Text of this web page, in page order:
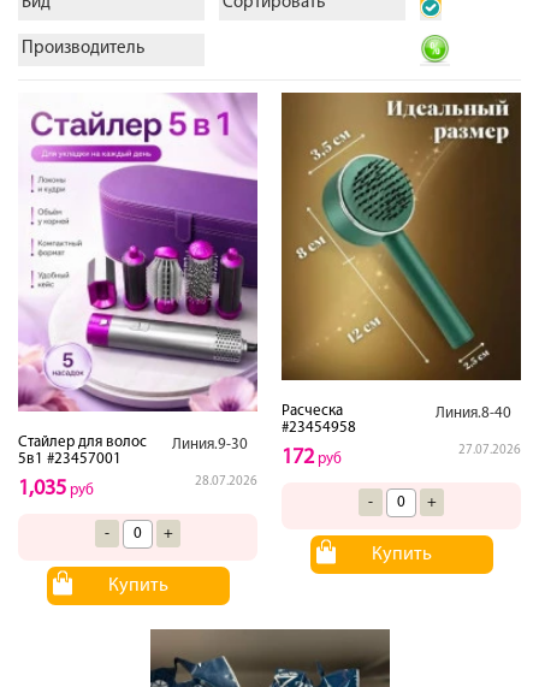
Производитель
Стайлер для волос
5в1 #23457001
Линия.9-30
28.07.2026
1,035 руб
- +
Купить
Расческа
#23454958
Линия.8-40
27.07.2026
172руб
- +
Купить